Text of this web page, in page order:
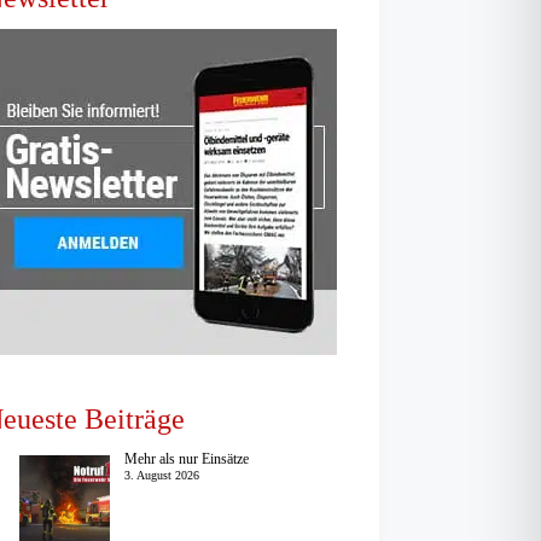
Beiträge
Mehr als nur Einsätze
3. August 2026